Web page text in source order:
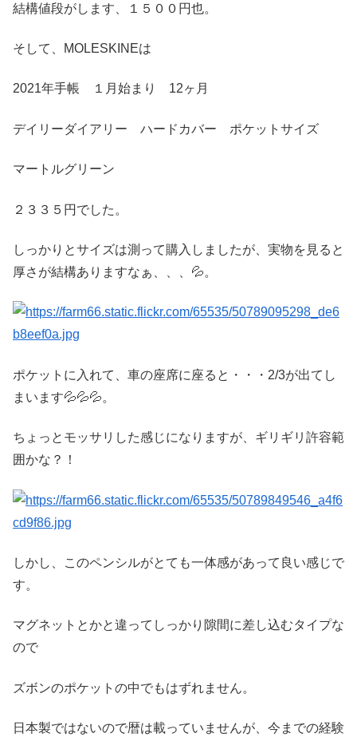
結構値段がします、１５００円也。
そして、MOLESKINEは
2021年手帳 １月始まり 12ヶ月
デイリーダイアリー ハードカバー ポケットサイズ
マートルグリーン
２３３５円でした。
しっかりとサイズは測って購入しましたが、実物を見ると
厚さが結構ありますなぁ、、、💦。
ポケットに入れて、車の座席に座ると・・・2/3が出てし
まいます💦💦💦。
ちょっとモッサリした感じになりますが、ギリギリ許容範
囲かな？！
しかし、このペンシルがとても一体感があって良い感じで
す。
マグネットとかと違ってしっかり隙間に差し込むタイプな
ので
ズボンのポケットの中でもはずれません。
日本製ではないので暦は載っていませんが、今までの経験